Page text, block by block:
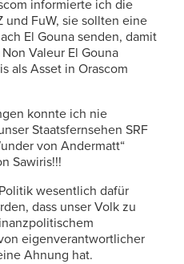
informierte ich die
und FuW, sie sollten eine
El Gouna senden, damit
Valeur El Gouna
als Asset in Orascom
konnte ich nie
Staatsfernsehen SRF
von Andermatt“
Sawiris!!!
wesentlich dafür
dass unser Volk zu
eigenverantwortlicher
Ahnung hat.